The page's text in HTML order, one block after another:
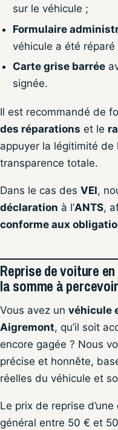
sur le véhicule ;
Formulaire
véhicule a été réparé
Carte grise barrée
signée.
Il est recommandé de
des réparations et le
appuyer la légitimité
transparence totale.
Dans le cas des VEI,
déclaration à l’ANTS,
conforme aux
Reprise de voiture
la somme à percevoir
Vous avez un véhicule
Aigremont, qu’il soit
encore gagée ? Nous
précise et honnête,
réelles du véhicule et
Le prix de reprise d’une
général entre 50 € et